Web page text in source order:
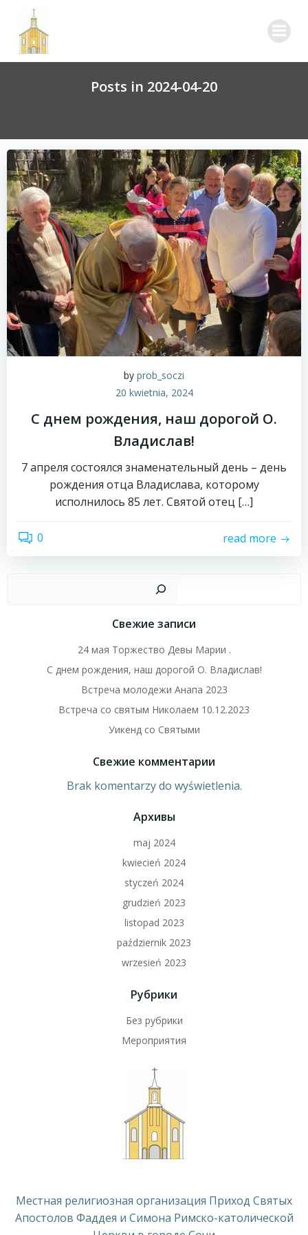
Posts in 2024-04-20
by prob_soczi
20 kwietnia, 2024
С днем рождения, наш дорогой О.
Владислав!
7 апреля состоялся знаменательный день – день
рождения отца Владислава, которому
исполнилось 85 лет. Святой отец […]
0 read more
Свежие записи
24 мая Торжество Девы Марии .
С днем рождения, наш дорогой О. Владислав!
Встреча молодежи Анапа 2023
Встреча со святым Николаем 10.12.2023
Уикенд со Святыми
Свежие комментарии
Brak komentarzy do wyświetlenia.
Архивы
maj 2024
kwiecień 2024
styczeń 2024
grudzień 2023
listopad 2023
październik 2023
wrzesień 2023
Рубрики
Без рубрики
Мероприятия
Местная религиозная организация Приход Святых
Апостолов Фаддея и Симона Римско-католической